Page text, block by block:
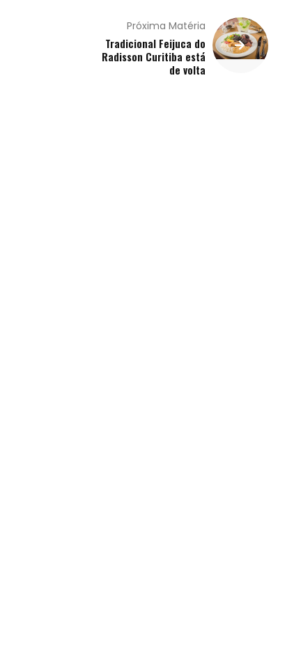
Próxima Matéria
Tradicional Feijuca do
Radisson Curitiba está
de volta